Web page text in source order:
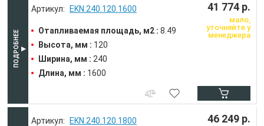
EKN.240.120.1600
Отапливаемая площадь, м2 : 8.49
Высота, мм : 120
Ширина, мм : 240
Длина, мм : 1600
41 774 р.
мало,
уточняйте у
менеджера
EKN.240.120.1800 46 249 р.